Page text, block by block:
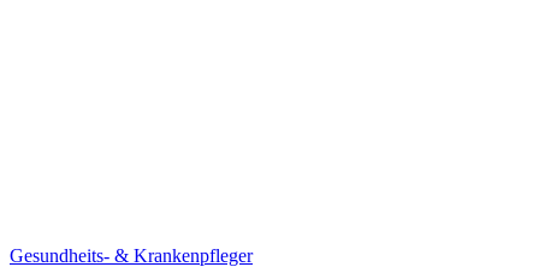
Gesundheits- & Krankenpfleger